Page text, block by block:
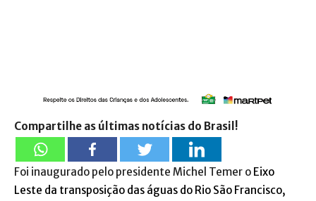
Compartilhe as últimas notícias do Brasil!
Foi inaugurado pelo presidente Michel Temer o Eixo
Leste da transposição das águas do Rio São Francisco,